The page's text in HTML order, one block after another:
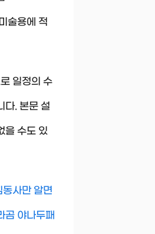
술용에 적
일정의 수
다. 본문 설
을 수도 있
사만 알면
곰 야나두패